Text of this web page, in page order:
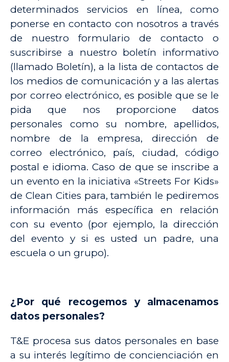
determinados servicios en línea, como
ponerse en contacto con nosotros a través
de nuestro formulario de contacto o
suscribirse a nuestro boletín informativo
(llamado Boletín), a la lista de contactos de
los medios de comunicación y a las alertas
por correo electrónico, es posible que se le
pida que nos proporcione datos
personales como su nombre, apellidos,
nombre de la empresa, dirección de
correo electrónico, país, ciudad, código
postal e idioma. Caso de que se inscribe a
un evento en la iniciativa «Streets For Kids»
de Clean Cities para, también le pediremos
información más específica en relación
con su evento (por ejemplo, la dirección
del evento y si es usted un padre, una
escuela o un grupo).
¿Por qué recogemos y almacenamos
datos personales?
T&E procesa sus datos personales en base
a su interés legítimo de concienciación en